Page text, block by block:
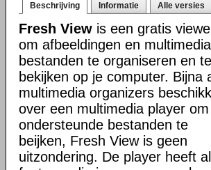
Beschrijving Informatie Alle versies
Fresh View is een gratis
om afbeeldingen en multimedia
bestanden te organiseren en te
bekijken op je computer. Bijna
multimedia organizers
over een multimedia player
ondersteunde bestanden te
beijken, Fresh View is geen
uitzondering. De player heeft